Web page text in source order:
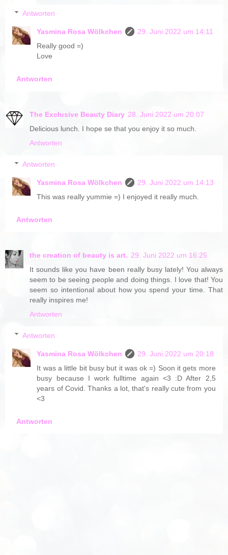
Antworten
Yasmina Rosa Wölkchen
29. Juni 2022 um 14:11
Really good =)
Love
Antworten
The Exclusive Beauty Diary 28. Juni 2022 um 20:07
Delicious lunch. I hope se that you enjoy it so much.
Antworten
Antworten
Yasmina Rosa Wölkchen
29. Juni 2022 um 14:13
This was really yummie =) I enjoyed it really much.
Antworten
the creation of beauty is art. 29. Juni 2022 um 16:25
It sounds like you have been really busy lately! You always
seem to be seeing people and doing things. I love that! You
seem so intentional about how you spend your time. That
really inspires me!
Antworten
Antworten
Yasmina Rosa Wölkchen
29. Juni 2022 um 20:18
It was a little bit busy but it was ok =) Soon it gets more
busy because I work fulltime again <3 :D After 2,5
years of Covid. Thanks a lot, that's really cute from you
<3
Antworten